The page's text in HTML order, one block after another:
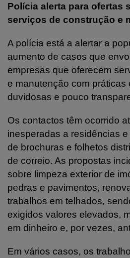
Polícia alerta para ofertas
serviços de construção e
A polícia está a alertar a
aumento de casos que
empresas que oferecem
e manutenção com práticas
duvidosas e pouco
Os contactos têm ocorrido
inesperadas a residências
de brochuras e folhetos
de correio. As propostas
sobre limpeza exterior de
pedras e pavimentos,
trabalhos em telhados,
exigidos valores elevados,
em dinheiro e, por vezes,
Em vários casos, os